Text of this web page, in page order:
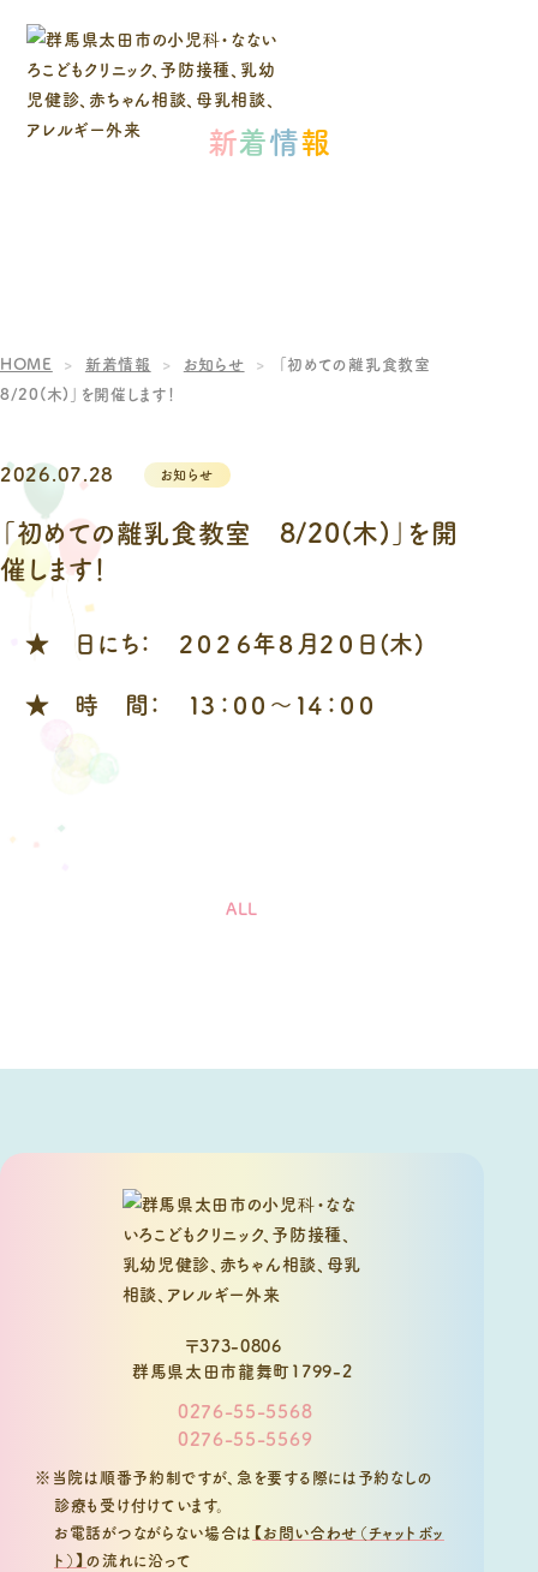
新着情報
HOME 新着情報 お知らせ
「初めての離乳食教室
8/20(木)」を開催します！
2026.07.28 お知らせ
「初めての離乳食教室 8/20(木)」を開
催します！
★ 日にち： ２０２６年８月２０日(木)
★ 時 間： １３：００～１４：００
ALL
〒373-0806
群馬県太田市龍舞町1799-2
0276-55-5568
0276-55-5569
※当院は順番予約制ですが、急を要する際には予約なしの
診療も受け付けています。
お電話がつながらない場合は 【お問い合わせ（チャットボッ
ト）】の流れに沿って